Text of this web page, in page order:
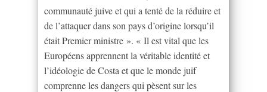
communauté juive et qui a tenté de la réduire et
de l’attaquer dans son pays d’origine lorsqu’il
était Premier ministre ». « Il est vital que les
Européens apprennent la véritable identité et
l’idéologie de Costa et que le monde juif
comprenne les dangers qui pèsent sur les